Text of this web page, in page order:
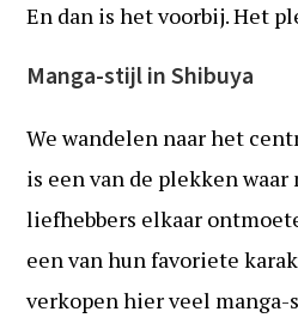
En dan is het voorbij. Het
Manga-stijl in Shibuya
We wandelen naar het
is een van de plekken
liefhebbers elkaar
een van hun favoriete
verkopen hier veel manga-